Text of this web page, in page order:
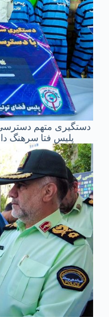
پلیس فتا سرهنگ